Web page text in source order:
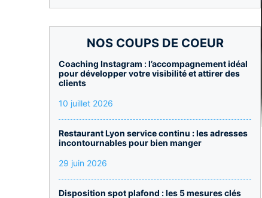
NOS COUPS DE COEUR
Coaching Instagram : l’accompagnement idéal
pour développer votre visibilité et attirer des
clients
10 juillet 2026
Restaurant Lyon service continu : les adresses
incontournables pour bien manger
29 juin 2026
Disposition spot plafond : les 5 mesures clés